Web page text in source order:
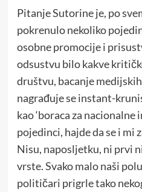
Pitanje Sutorine je, po
pokrenulo nekoliko
osobne promocije i
odsustvu bilo kakve
društvu, bacanje
nagrađuje se instant-
kao ‘boraca za nacionalne
pojedinci, hajde da se i mi
Nisu, naposljetku, ni prvi
vrste. Svako malo naši
političari prigrle tako